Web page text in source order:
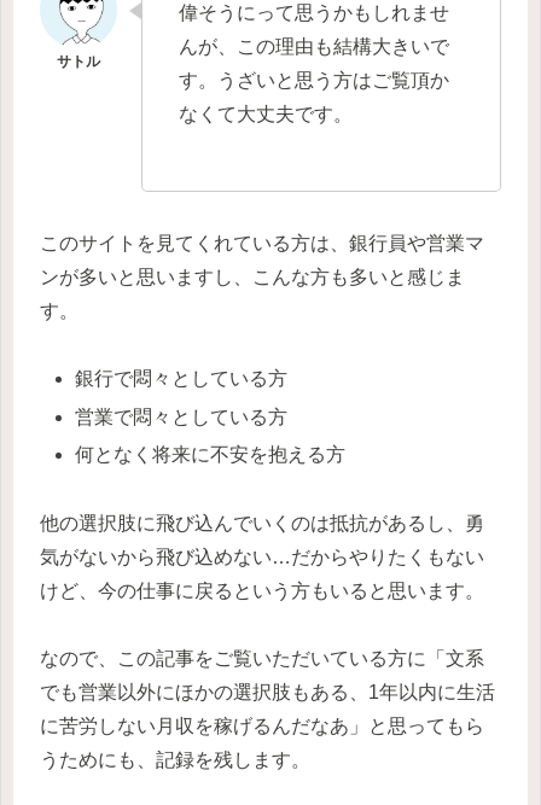
偉そうにって思うかもしれませ
んが、この理由も結構大きいで
す。うざいと思う方はご覧頂か
なくて大丈夫です。
このサイトを見てくれている方は、銀行員や営業マ
ンが多いと思いますし、こんな方も多いと感じま
す。
銀行で悶々としている方
営業で悶々としている方
何となく将来に不安を抱える方
他の選択肢に飛び込んでいくのは抵抗があるし、勇
気がないから飛び込めない…だからやりたくもない
けど、今の仕事に戻るという方もいると思います。
なので、この記事をご覧いただいている方に「文系
でも営業以外にほかの選択肢もある、1年以内に生活
に苦労しない月収を稼げるんだなあ」と思ってもら
うためにも、記録を残します。